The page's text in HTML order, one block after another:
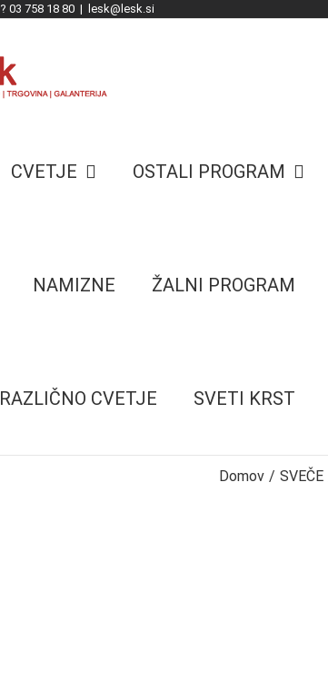
03 758 18 80 | lesk@lesk.si
CVETJE OSTALI PROGRAM
NAMIZNE ŽALNI PROGRAM
RAZLIČNO CVETJE SVETI KRST
Domov / SVEČE